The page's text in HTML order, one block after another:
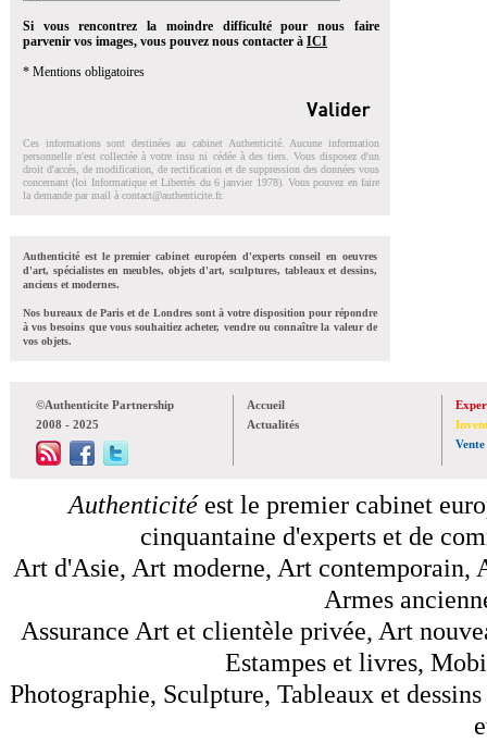
Si vous rencontrez la moindre difficulté pour nous faire
parvenir vos images, vous pouvez nous contacter à ICI
* Mentions obligatoires
Ces informations sont destinées au cabinet Authenticité. Aucune information
personnelle n'est collectée à votre insu ni cédée à des tiers. Vous disposez d'un
droit d'accés, de modification, de rectification et de suppression des données vous
concernant (loi Informatique et Libertés du 6 janvier 1978). Vous pouvez en faire
la demande par mail à contact@authenticite.fr.
Authenticité est le premier cabinet européen d'experts conseil en oeuvres
d'art, spécialistes en meubles, objets d'art, sculptures, tableaux et dessins,
anciens et modernes.
Nos bureaux de Paris et de Londres sont à votre disposition pour répondre
à vos besoins que vous souhaitiez acheter, vendre ou connaître la valeur de
vos objets.
©Authenticite Partnership
2008 - 2025
Accueil
Actualités
Vente
Authenticitéest le premier cabinet
cinquantaine d'experts et de
Art d'Asie, Art moderne, Art contemporain,
Armes
Assurance Art et clientèle privée, Art
Estampes et livres,
Photographie, Sculpture, Tableaux et